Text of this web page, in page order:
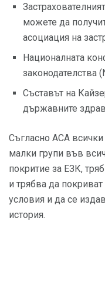
можете да
асоциация на
Националната
законодателства
Съставът на
държавните
Съгласно ACA
малки групи във
покритие за ЕЗК,
и трябва да
условия и да се
история.